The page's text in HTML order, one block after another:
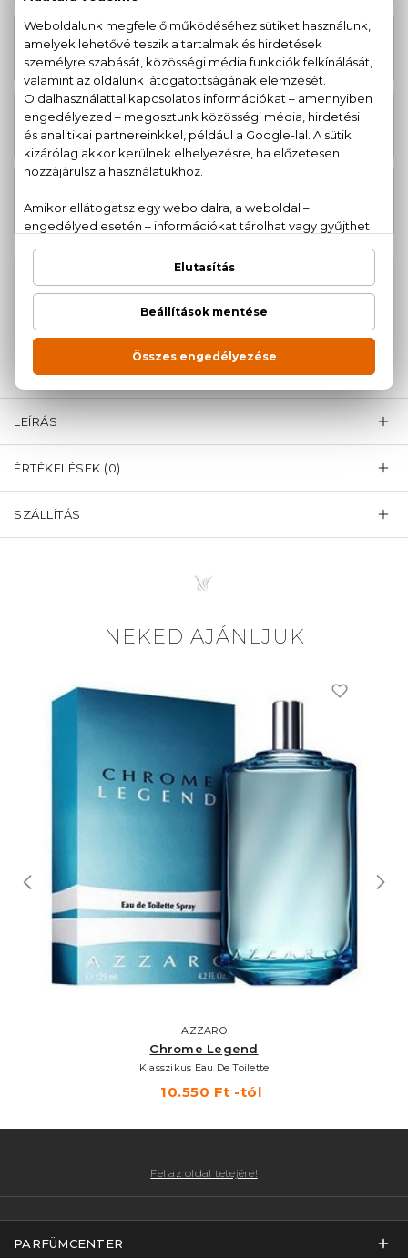
Chrome Body spray 150 ml
Chrome Eau De Toilette
10.770 Ft
Chrome Eau De Parfum
100% eredeti termékek,14 napos visszaküldési
garanciával
20 779 1924
LEÍRÁS
ÉRTÉKELÉSEK (0)
SZÁLLÍTÁS
NEKED AJÁNLJUK
AZZARO
Chrome Legend
Klasszikus Eau De Toilette
10.550 Ft -tól
Fel az oldal tetejére!
PARFÜMCENTER